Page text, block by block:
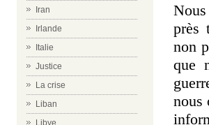
Iran
Irlande
Italie
Justice
La crise
Liban
Libye
près
non
que
nous